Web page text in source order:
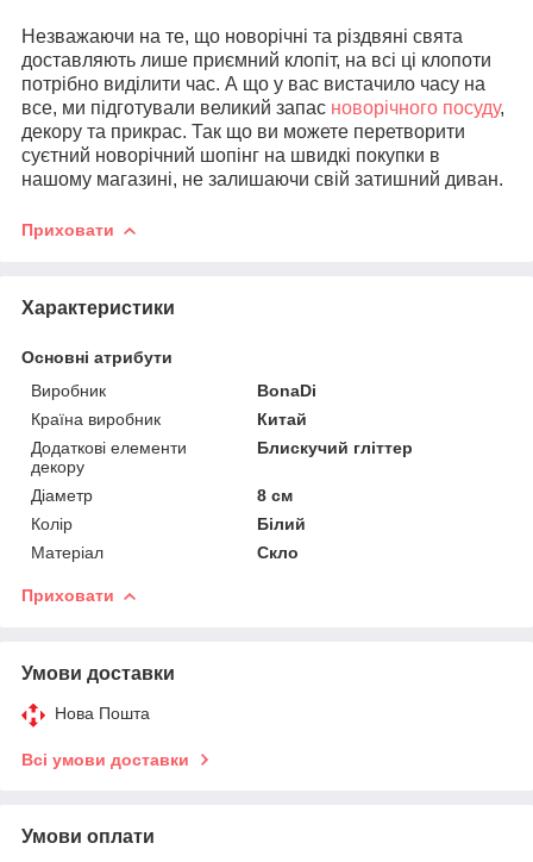
Незважаючи на те, що новорічні та різдвяні свята
доставляють лише приємний клопіт, на всі ці клопоти
потрібно виділити час. А що у вас вистачило часу на
все, ми підготували великий запас новорічного посуду,
декору та прикрас. Так що ви можете перетворити
суєтний новорічний шопінг на швидкі покупки в
нашому магазині, не залишаючи свій затишний диван.
Приховати
Характеристики
Основні атрибути
Виробник
BonaDi
Країна виробник
Китай
Додаткові елементи
декору
Блискучий гліттер
Діаметр
8 см
Колір
Білий
Матеріал
Скло
Приховати
Умови доставки
Нова Пошта
Всі умови доставки
Умови оплати